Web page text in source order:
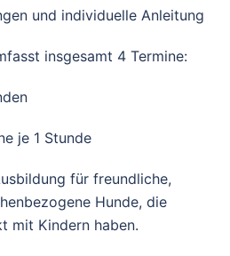
und individuelle Anleitung
insgesamt 4 Termine:
je 1 Stunde
für freundliche,
Hunde, die
mit Kindern haben.